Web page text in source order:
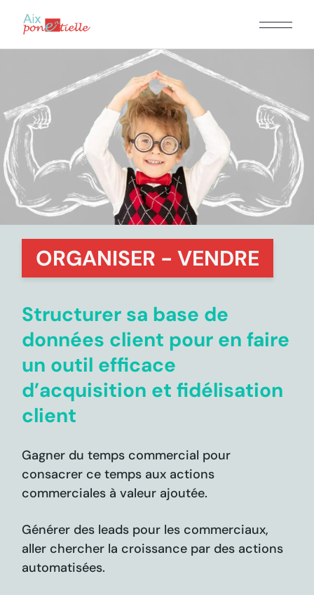
ORGANISER - VENDRE
Structurer sa base de
données client pour en faire
un outil efficace
d’acquisition et fidélisation
client
Gagner du temps commercial pour
consacrer ce temps aux actions
commerciales à valeur ajoutée.
Générer des leads pour les commerciaux,
aller chercher la croissance par des actions
automatisées.